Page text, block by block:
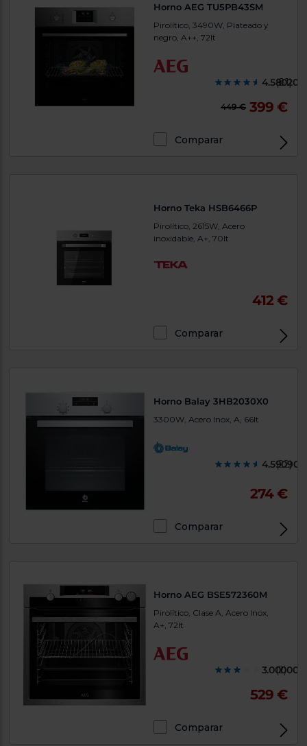
Horno AEG TU5PB43SM
Pirolítico, 3490W, Plateado y
negro, A++, 72lt
(81)
449 € 399 €
Comparar
Horno Teka HSB6466P
Pirolítico, 2615W, Acero
inoxidable, A+, 70lt
412 €
Comparar
Horno Balay 3HB2030X0
3300W, Acero Inox, A, 66lt
(22)
274 €
Comparar
Horno AEG BSE572360M
Pirolítico, Clase A, Acero Inox,
A+, 72lt
(2)
529 €
Comparar